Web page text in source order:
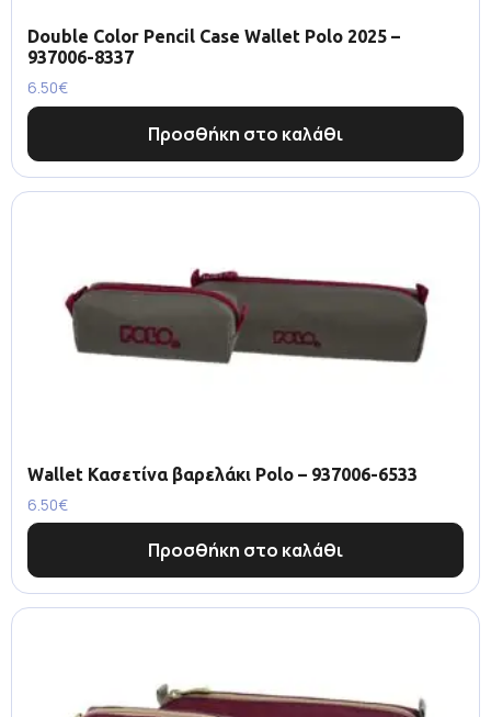
Double Color Pencil Case Wallet Polo 2025 –
937006-8337
6.50€
Προσθήκη στο καλάθι
Wallet Κασετίνα βαρελάκι Polo – 937006-6533
6.50€
Προσθήκη στο καλάθι